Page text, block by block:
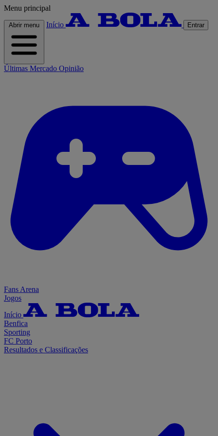
Menu principal
Abrir menu Início Entrar
Últimas Mercado Opinião
Fans Arena
Jogos
Início
Benfica
Sporting
FC Porto
Resultados e Classificações